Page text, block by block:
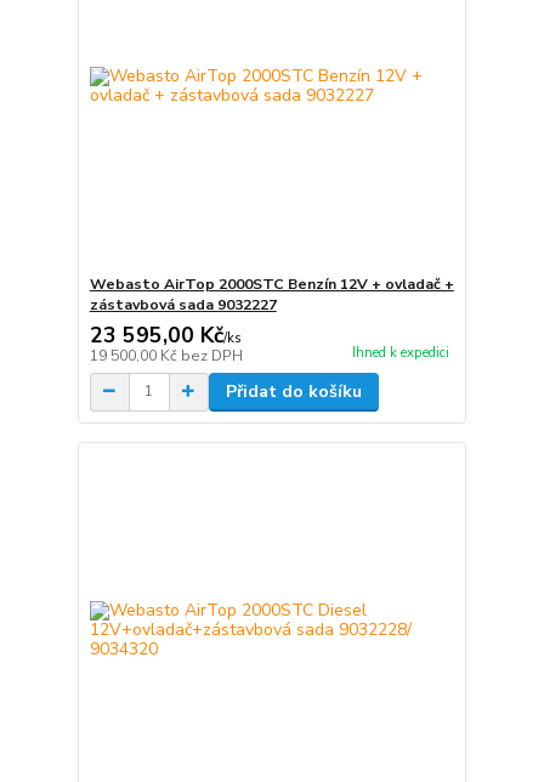
Webasto AirTop 2000STC Benzín 12V + ovladač +
zástavbová sada 9032227
23 595,00 Kč/ks
19 500,00 Kč bez DPH Ihned k expedici
Přidat do košíku